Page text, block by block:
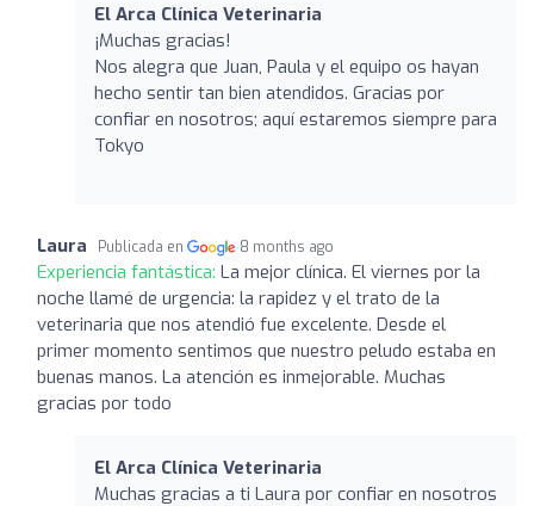
El Arca Clínica Veterinaria
¡Muchas gracias!
Nos alegra que Juan, Paula y el equipo os hayan
hecho sentir tan bien atendidos. Gracias por
confiar en nosotros; aquí estaremos siempre para
Tokyo
Laura Publicada en 8 months ago
Experiencia fantástica: La mejor clínica. El viernes por la
noche llamé de urgencia: la rapidez y el trato de la
veterinaria que nos atendió fue excelente. Desde el
primer momento sentimos que nuestro peludo estaba en
buenas manos. La atención es inmejorable. Muchas
gracias por todo
El Arca Clínica Veterinaria
Muchas gracias a ti Laura por confiar en nosotros